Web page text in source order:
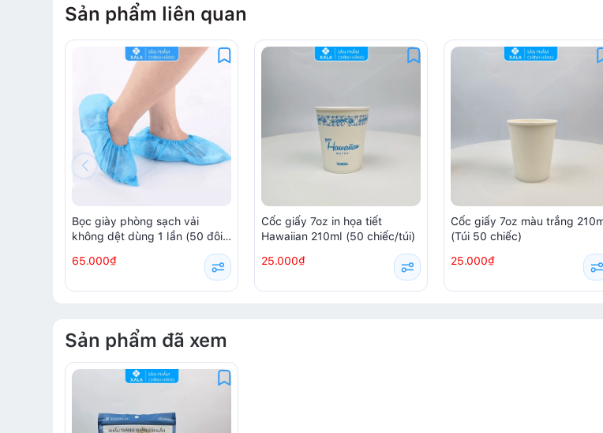
Sản phẩm liên quan
Bọc giày phòng sạch vải
không dệt dùng 1 lần (50 đôi/
65.000₫
Cốc giấy 7oz in họa tiết
Hawaiian 210ml (50 chiếc/túi)
25.000₫
Cốc giấy 7oz màu trắng
(Túi 50 chiếc)
25.000₫
Sản phẩm đã xem